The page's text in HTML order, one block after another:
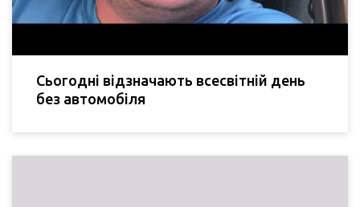
Сьогодні відзначають всесвітній день
без автомобіля